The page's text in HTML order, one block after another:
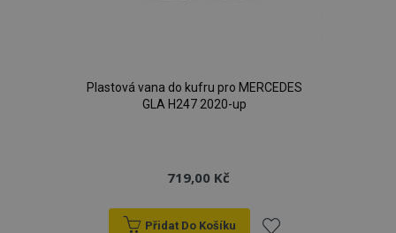
Plastová vana do kufru pro MERCEDES
GLA H247 2020-up
719,00 Kč
Přidat Do Košíku